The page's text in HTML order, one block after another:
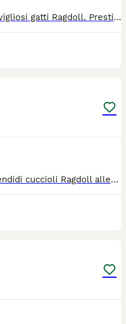
Alleviamo con passione i meravigliosi gatti Ragdoll. Prestiamo particolare attenzione alla socializzazione dei cuccioli e degli adulti e al loro benessere psicofico. I nostri Ragdoll hanno il temperamento dolce e fiducioso tipico della razza. I cuccioli verranno ceduti con pedigree ministeriale, libretto sanitario, vaccinazioni, test genetici dei genitori e felv fiv negativi Se cerchi un cucciolo speciale contattaci Allevamento Legendoll Toscana
Disponibili da metà agosto splendidi cuccioli Ragdoll allevati esclusivamente in casa genitori visibili testati fiv felv hcm e pdk .i cuccioli si possono già conoscere e dopo reciproca conoscenza eventualmente prenotare massima serietà mantengo i contatti nel tempo e resto sempre a disposizione per seguire la crescita dei piccoli .non li cedo assolutamente a commercianti o allevatori .per info foto e video scrivimi Pure anche su whatsapp